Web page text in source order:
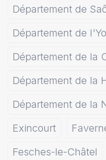
Département de
Département de
Département de la
Département de la
Département de la
Exincourt
Fesches-le-Châtel